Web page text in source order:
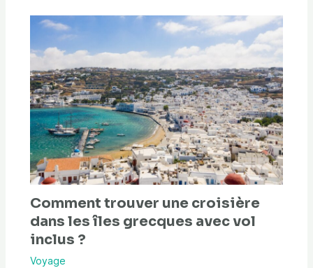
Comment trouver une croisière
dans les îles grecques avec vol
inclus ?
Voyage